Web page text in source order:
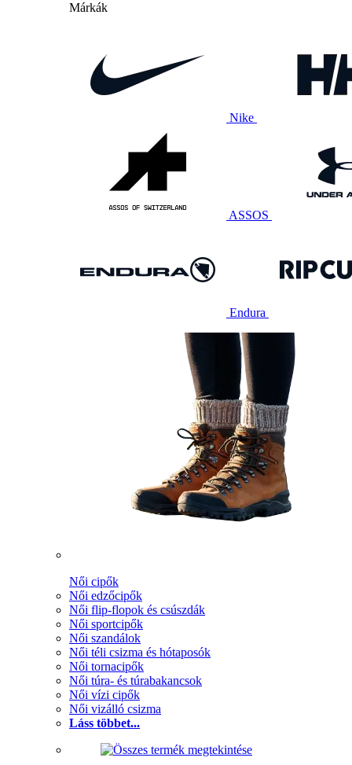
Márkák
Nike
ASSOS
Endura
Női cipők
Női edzőcipők
Női flip-flopok és csúszdák
Női sportcipők
Női szandálok
Női téli csizma és hótaposók
Női tornacipők
Női túra- és túrabakancsok
Női vízi cipők
Női vizálló csizma
Láss többet...